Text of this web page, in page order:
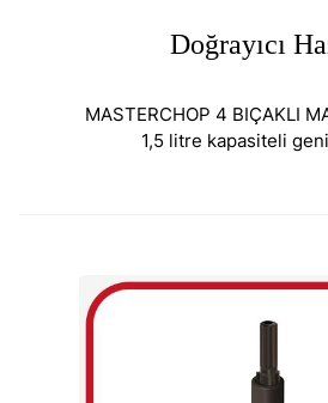
Doğrayıcı
MASTERCHOP 4 BIÇAKLI
1,5 litre kapasiteli